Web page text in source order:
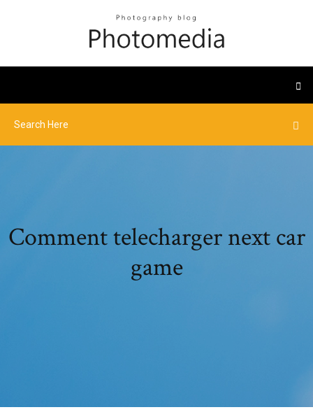
Comment telecharger next car
game